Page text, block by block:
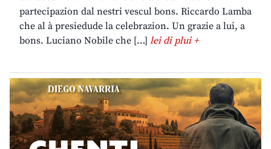
partecipazion dal nestri vescul bons. Riccardo Lamba
che al à presiedude la celebrazion. Un grazie a lui, a
bons. Luciano Nobile che […] lei di plui +